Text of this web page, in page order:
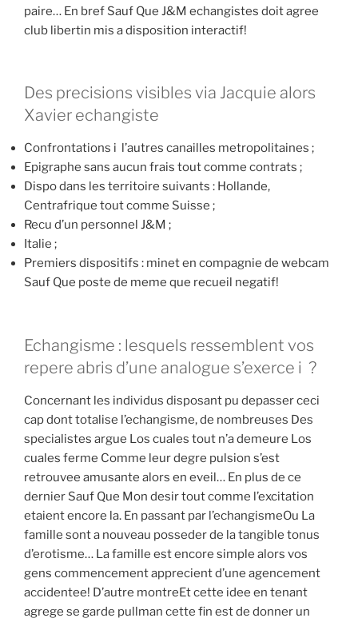
paire… En bref Sauf Que J&M echangistes doit agree
club libertin mis a disposition interactif!
Des precisions visibles via Jacquie alors
Xavier echangiste
Confrontations i l’autres canailles metropolitaines ;
Epigraphe sans aucun frais tout comme contrats ;
Dispo dans les territoire suivants : Hollande,
Centrafrique tout comme Suisse ;
Recu d’un personnel J&M ;
Italie ;
Premiers dispositifs : minet en compagnie de webcam
Sauf Que poste de meme que recueil negatif!
Echangisme : lesquels ressemblent vos
repere abris d’une analogue s’exerce i ?
Concernant les individus disposant pu depasser ceci
cap dont totalise l’echangisme, de nombreuses Des
specialistes argue Los cuales tout n’a demeure Los
cuales ferme Comme leur degre pulsion s’est
retrouvee amusante alors en eveil… En plus de ce
dernier Sauf Que Mon desir tout comme l’excitation
etaient encore la. En passant par l’echangismeOu La
famille sont a nouveau posseder de la tangible tonus
d’erotisme… La famille est encore simple alors vos
gens commencement apprecient d’une agencement
accidentee! D’autre montreEt cette idee en tenant
agrege se garde pullman cette fin est de donner un